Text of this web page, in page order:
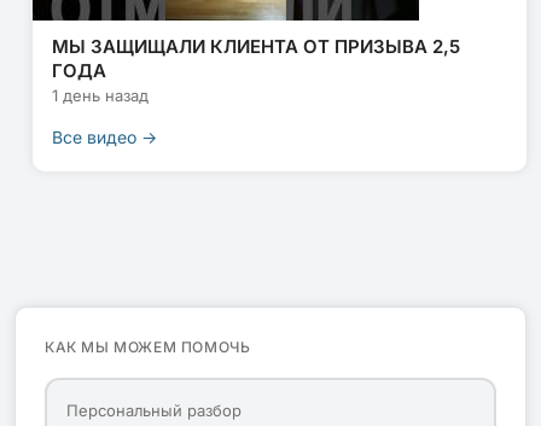
МЫ ЗАЩИЩАЛИ КЛИЕНТА ОТ ПРИЗЫВА 2,5
ГОДА
1 день назад
Все видео →
КАК МЫ МОЖЕМ ПОМОЧЬ
Персональный разбор